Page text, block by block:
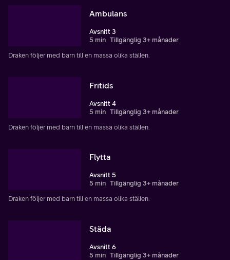
Ambulans
Avsnitt 3
5 min Tillgänglig 3+ månader
Draken följer med barn till en massa olika ställen.
Fritids
Avsnitt 4
5 min Tillgänglig 3+ månader
Draken följer med barn till en massa olika ställen.
Flytta
Avsnitt 5
5 min Tillgänglig 3+ månader
Draken följer med barn till en massa olika ställen.
Städa
Avsnitt 6
5 min Tillgänglig 3+ månader